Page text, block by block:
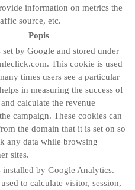
information on metrics the
source, etc.
Popis
by Google and stored under
This cookie is used
times users see a particular
in measuring the success of
calculate the revenue
campaign. These cookies can
the domain that it is set on so
any data while browsing
sites.
installed by Google Analytics.
to calculate visitor, session,